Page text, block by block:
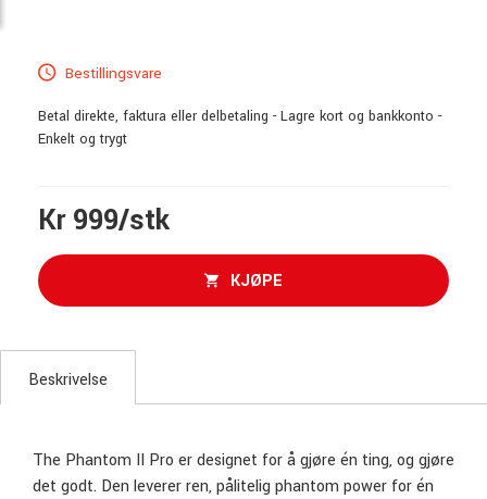
Bestillingsvare
Betal direkte, faktura eller delbetaling - Lagre kort og bankkonto -
Enkelt og trygt
Kr 999/stk
KJØPE
Beskrivelse
The Phantom II Pro er designet for å gjøre én ting, og gjøre
det godt. Den leverer ren, pålitelig phantom power for én